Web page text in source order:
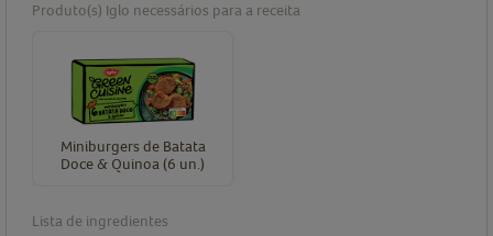
Produto(s) Iglo necessários para a receita
Miniburgers de Batata
Doce & Quinoa (6 un.)
Lista de ingredientes